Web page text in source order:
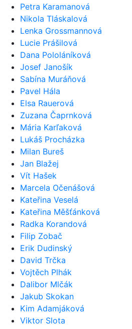
Petra Karamanová
Nikola Tláskalová
Lenka Grossmannová
Lucie Prášilová
Dana Pololáníková
Josef Janošík
Sabína Muráňová
Pavel Hála
Elsa Rauerová
Zuzana Čaprnková
Mária Karľaková
Lukáš Procházka
Milan Bureš
Jan Blažej
Vít Hašek
Marcela Očenášová
Kateřina Veselá
Kateřina Měšťánková
Radka Korandová
Filip Zobač
Erik Dudinský
David Trčka
Vojtěch Plhák
Dalibor Mlčák
Jakub Skokan
Kim Adamjáková
Viktor Slota